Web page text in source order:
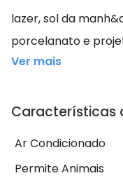
lazer, sol da
porcelanato e
Ver mais
Características
Ar Condicionado
Permite Animais